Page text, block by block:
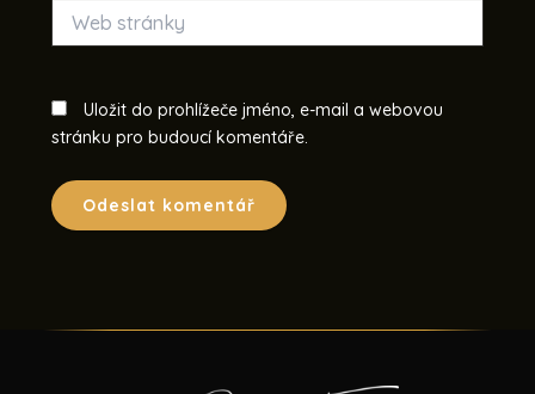
stránky
Uložit do prohlížeče jméno, e-mail a webovou
stránku pro budoucí komentáře.